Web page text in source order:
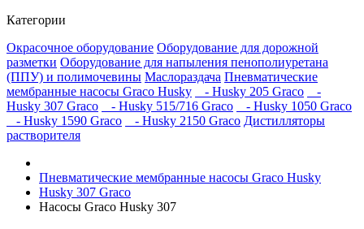
Категории
Окрасочное оборудование Оборудование для дорожной
разметки Оборудование для напыления пенополиуретана
(ППУ) и полимочевины Маслораздача Пневматические
мембранные насосы Graco Husky
- Husky 205 Graco
-
Husky 307 Graco
- Husky 515/716 Graco
- Husky 1050 Graco
- Husky 1590 Graco
- Husky 2150 Graco Дистилляторы
растворителя
Пневматические мембранные насосы Graco Husky
Husky 307 Graco
Насосы Graco Husky 307